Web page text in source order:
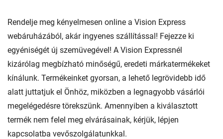
Rendelje meg kényelmesen online a Vision Express
webáruházából, akár ingyenes szállítással! Fejezze ki
egyéniségét új szemüvegével! A Vision Expressnél
kizárólag megbízható minőségű, eredeti márkatermékeket
kínálunk. Termékeinket gyorsan, a lehető legrövidebb idő
alatt juttatjuk el Önhöz, miközben a legnagyobb vásárlói
megelégedésre törekszünk. Amennyiben a kiválasztott
termék nem felel meg elvárásainak, kérjük, lépjen
kapcsolatba vevőszolgálatunkkal.